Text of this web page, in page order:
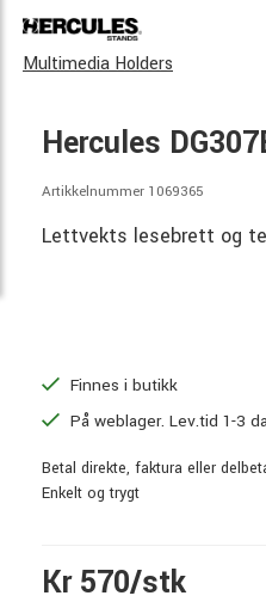
Multimedia Holders
Hercules
Artikkelnummer 1069365
Lettvekts lesebrett og
Finnes i butikk
På weblager. Lev.tid 1-3
Betal direkte, faktura eller
Enkelt og trygt
Kr 570/stk